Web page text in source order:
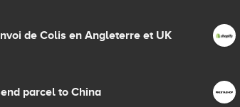
de Colis en Angleterre et UK
parcel to China